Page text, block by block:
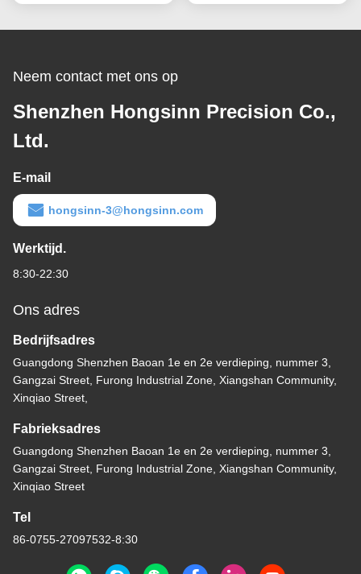
Neem contact met ons op
Shenzhen Hongsinn Precision Co.,
Ltd.
E-mail
hongsinn-3@hongsinn.com
Werktijd.
8:30-22:30
Ons adres
Bedrijfsadres
Guangdong Shenzhen Baoan 1e en 2e verdieping, nummer 3,
Gangzai Street, Furong Industrial Zone, Xiangshan Community,
Xinqiao Street,
Fabrieksadres
Guangdong Shenzhen Baoan 1e en 2e verdieping, nummer 3,
Gangzai Street, Furong Industrial Zone, Xiangshan Community,
Xinqiao Street
Tel
86-0755-27097532-8:30